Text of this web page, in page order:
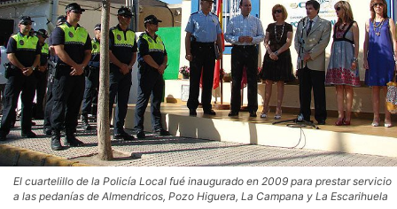
El cuartelillo de la Policía Local fué inaugurado en 2009 para prestar servicio
a las pedanías de Almendricos, Pozo Higuera, La Campana y La Escarihuela